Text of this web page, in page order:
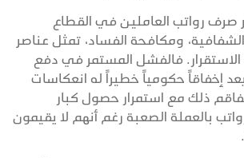
صرف رواتب العاملين في القطاع
ومكافحة الفساد، تمثل عناصر
فالفشل المستمر في دفع
إخفاقاً حكومياً خطيراً له انعكاسات
ذلك مع استمرار حصول كبار
بالعملة الصعبة رغم أنهم لا يقيمون